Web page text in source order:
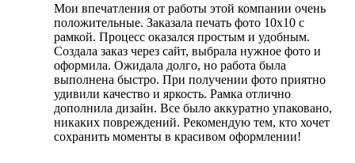
Мои впечатления от работы этой компании очень
положительные. Заказала печать фото 10х10 с
рамкой. Процесс оказался простым и удобным.
Создала заказ через сайт, выбрала нужное фото и
оформила. Ожидала долго, но работа была
выполнена быстро. При получении фото приятно
удивили качество и яркость. Рамка отлично
дополнила дизайн. Все было аккуратно упаковано,
никаких повреждений. Рекомендую тем, кто хочет
сохранить моменты в красивом оформлении!